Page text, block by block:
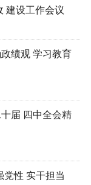
建设工作会议
绩观 学习教育
届 四中全会精
党性 实干担当